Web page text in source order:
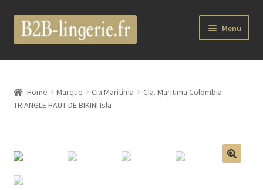
Aller
Aller
au
Menu
B2B Lingerie Site Officiel
Wholesale Registration Page
Boutique
Marques
Home Marque Cia Maritima
Cia. Maritima Colombia
TRIANGLE HAUT DE BIKINI Isla